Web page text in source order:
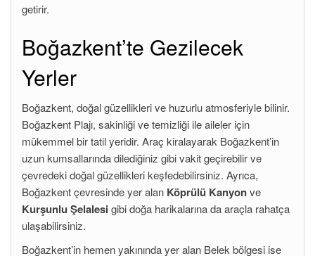
getirir.
Boğazkent’te Gezilecek
Yerler
Boğazkent, doğal güzellikleri ve huzurlu atmosferiyle bilinir.
Boğazkent Plajı, sakinliği ve temizliği ile aileler için
mükemmel bir tatil yeridir. Araç kiralayarak Boğazkent’in
uzun kumsallarında dilediğiniz gibi vakit geçirebilir ve
çevredeki doğal güzellikleri keşfedebilirsiniz. Ayrıca,
Boğazkent çevresinde yer alan Köprülü Kanyonve
Kurşunlu Şelalesi gibi doğa harikalarına da araçla rahatça
ulaşabilirsiniz.
Boğazkent’in hemen yakınında yer alan Belek bölgesi ise